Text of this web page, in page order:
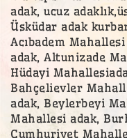
adak, ucuz
Üsküdar adak
Acıbadem
adak, Altunizade
Hüdayi
Bahçelievler
adak, Beylerbeyi
Mahallesi adak,
Cumhuriyet